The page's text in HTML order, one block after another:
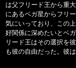
は父フリード王から重
にあるベガ星からフリ
気にいっており、この
好関係に深めたいとベ
リード王はその選択を
も彼の自由だった。彼